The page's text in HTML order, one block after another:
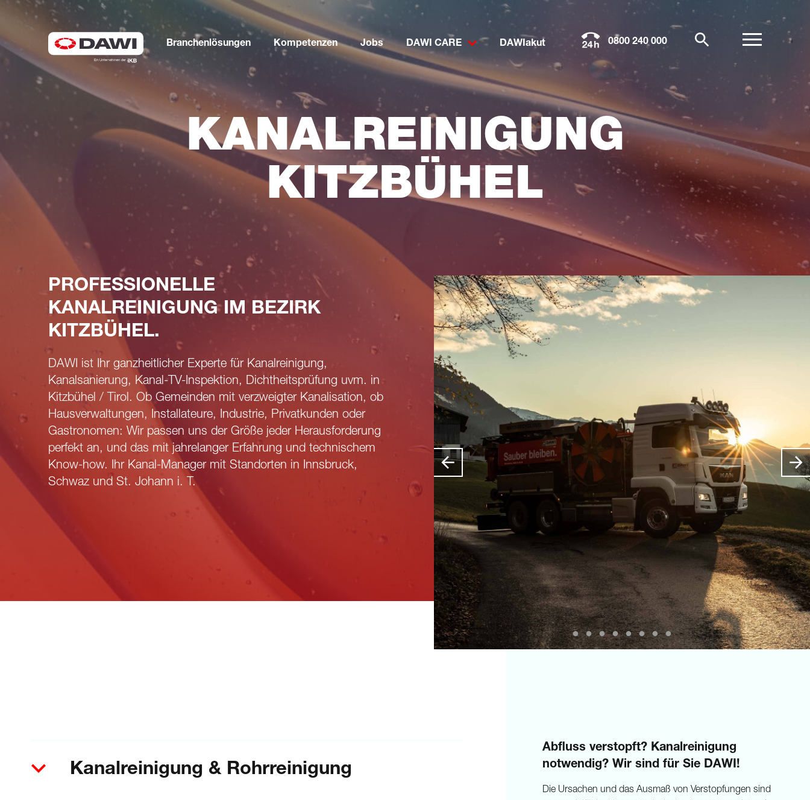
Branchenlösungen Kompetenzen Jobs DAWI CARE DAWIakut 0800 240 000
KANALREINIGUNG
KITZBÜHEL
PROFESSIONELLE
KANALREINIGUNG IM BEZIRK
KITZBÜHEL.
DAWI ist Ihr ganzheitlicher Experte für Kanalreinigung,
Kanalsanierung, Kanal-TV-Inspektion, Dichtheitsprüfung uvm. in
Kitzbühel / Tirol. Ob Gemeinden mit verzweigter Kanalisation, ob
Hausverwaltungen, Installateure, Industrie, Privatkunden oder
Gastronomen: Wir passen uns der Größe jeder Herausforderung
perfekt an, und das mit jahrelanger Erfahrung und technischem
Know-how. Ihr Kanal-Manager mit Standorten in Innsbruck,
Schwaz und St. Johann i. T.
Kanalreinigung & Rohrreinigung
Abfluss verstopft? Kanalreinigung
notwendig? Wir sind für Sie DAWI!
Die Ursachen und das Ausmaß von Verstopfungen sind